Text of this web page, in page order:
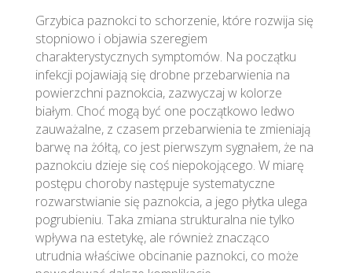
Grzybica paznokci to schorzenie, które rozwija się
stopniowo i objawia szeregiem
charakterystycznych symptomów. Na początku
infekcji pojawiają się drobne przebarwienia na
powierzchni paznokcia, zazwyczaj w kolorze
białym. Choć mogą być one początkowo ledwo
zauważalne, z czasem przebarwienia te zmieniają
barwę na żółtą, co jest pierwszym sygnałem, że na
paznokciu dzieje się coś niepokojącego. W miarę
postępu choroby następuje systematyczne
rozwarstwianie się paznokcia, a jego płytka ulega
pogrubieniu. Taka zmiana strukturalna nie tylko
wpływa na estetykę, ale również znacząco
utrudnia właściwe obcinanie paznokci, co może